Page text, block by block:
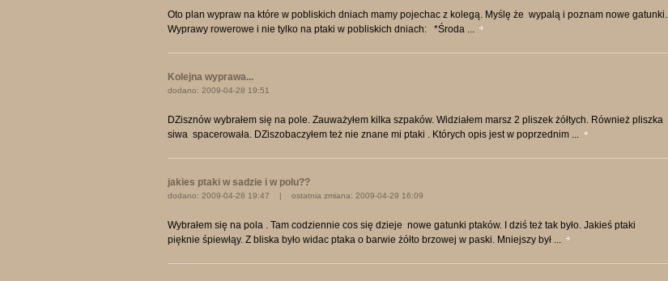
Oto plan wypraw na które w pobliskich dniach mamy pojechac z kolegą. Myślę że wypalą i poznam nowe gatunki.
Wyprawy rowerowe i nie tylko na ptaki w pobliskich dniach: *Środa ...
Kolejna wyprawa...
dodano: 2009-04-28 19:51
DZisznów wybrałem się na pole. Zauważyłem kilka szpaków. Widziałem marsz 2 pliszek żółtych. Również pliszka
siwa spacerowała. DZiszobaczyłem też nie znane mi ptaki . Których opis jest w poprzednim ...
jakies ptaki w sadzie i w polu??
dodano: 2009-04-28 19:47 | ostatnia zmiana: 2009-04-29 16:09
Wybrałem się na pola . Tam codziennie cos się dzieje nowe gatunki ptaków. I dziś też tak było. Jakieś ptaki
pięknie śpiewłąy. Z bliska było widac ptaka o barwie żółto brzowej w paski. Mniejszy był ...